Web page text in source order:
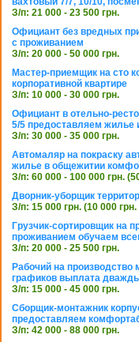
З/п: 21 000 - 23 500 грн.
Официант без вредных
с проживанием
З/п: 20 000 - 50 000 грн.
Мастер-приемщик на сто
корпоративной квартире
З/п: 10 000 - 30 000 грн.
Официант в отельно-
5/5 предоставляем жилье
З/п: 30 000 - 35 000 грн.
Автомаляр на покраску
жилье в общежитии
З/п: 60 000 - 100 000 грн.
Дворник-уборщик
З/п: 15 000 грн. (10 000
Грузчик-сортировщик на
проживанием обучаем
З/п: 20 000 - 25 500 грн.
Рабочий на производство
графиков выплата
З/п: 15 000 - 45 000 грн.
Сборщик-монтажник
предоставляем
З/п: 42 000 - 88 000 грн.